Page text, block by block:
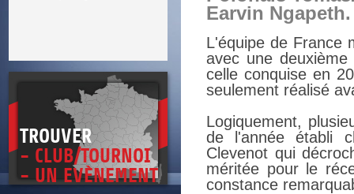
TROUVER
- CLUB/TOURNOI
- UN EVÈNEMENT
Earvin Ngapeth.
L'équipe de France
avec une
celle conquise en
seulement réalisé
Logiquement,
de l'année établi
Clevenot qui
méritée pour le
constance